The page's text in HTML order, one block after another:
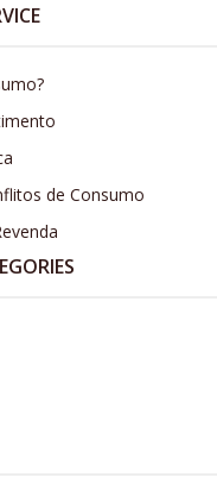
de Consumo